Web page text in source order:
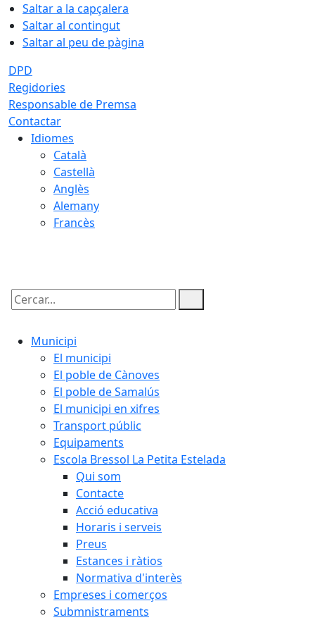
Saltar a la capçalera
Saltar al contingut
Saltar al peu de pàgina
DPD
Regidories
Responsable de Premsa
Contactar
Idiomes
Català
Castellà
Anglès
Alemany
Francès
Cercar:
Municipi
El municipi
El poble de Cànoves
El poble de Samalús
El municipi en xifres
Transport públic
Equipaments
Escola Bressol La Petita Estelada
Qui som
Contacte
Acció educativa
Horaris i serveis
Preus
Estances i ràtios
Normativa d'interès
Empreses i comerços
Submnistraments